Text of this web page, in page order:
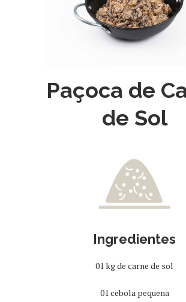
Paçoca de
de Sol
Ingredientes
01 kg de carne de sol
01 cebola pequena